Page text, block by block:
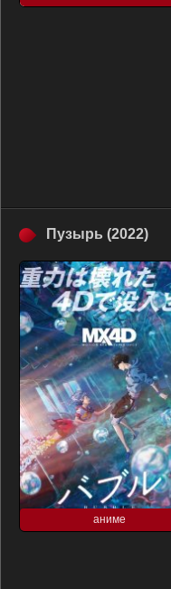
Пузырь (2022)
аниме